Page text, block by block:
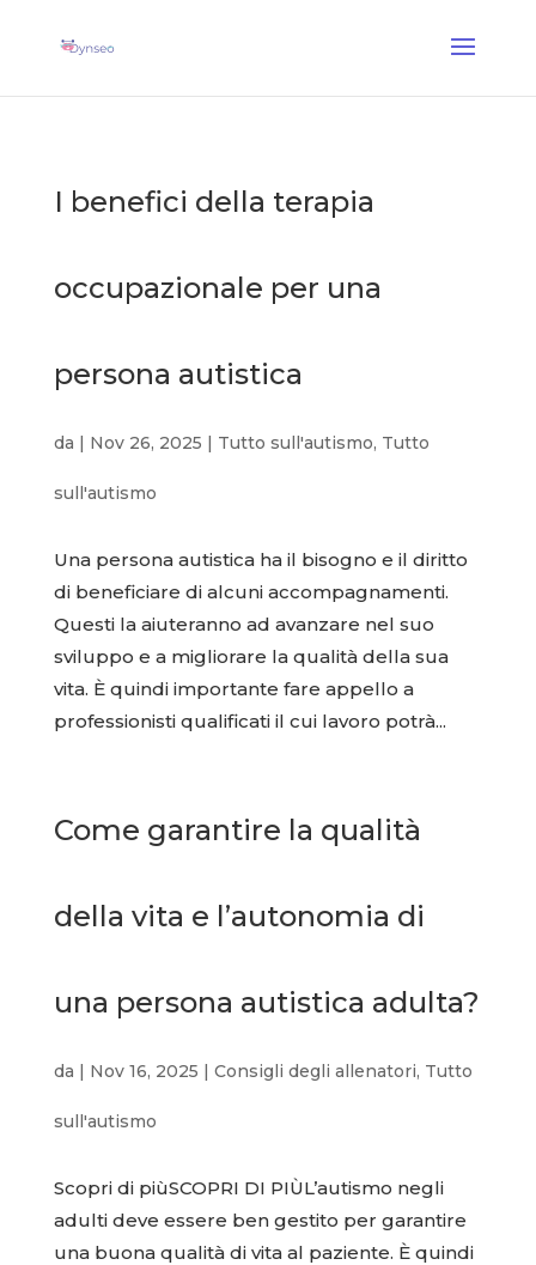
I benefici della terapia
occupazionale per una
persona autistica
da | Nov 26, 2025 | Tutto sull'autismo, Tutto
sull'autismo
Una persona autistica ha il bisogno e il diritto
di beneficiare di alcuni accompagnamenti.
Questi la aiuteranno ad avanzare nel suo
sviluppo e a migliorare la qualità della sua
vita. È quindi importante fare appello a
professionisti qualificati il cui lavoro potrà...
Come garantire la qualità
della vita e l’autonomia di
una persona autistica adulta?
da | Nov 16, 2025 | Consigli degli allenatori, Tutto
sull'autismo
Scopri di piùSCOPRI DI PIÙL’autismo negli
adulti deve essere ben gestito per garantire
una buona qualità di vita al paziente. È quindi